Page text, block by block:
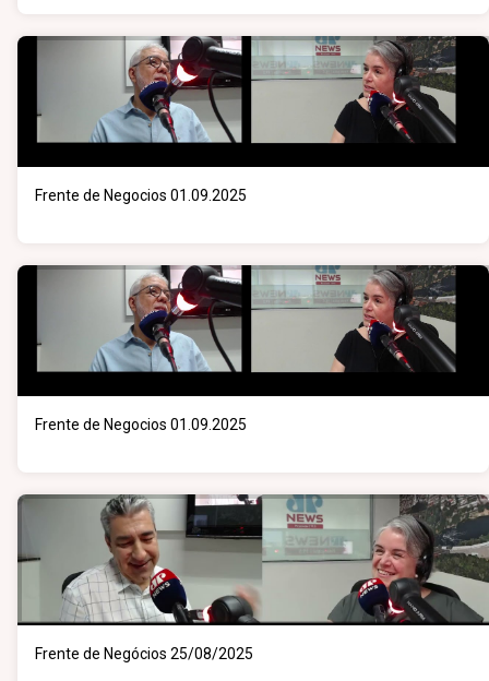
Frente de Negocios 01.09.2025
Frente de Negocios 01.09.2025
Frente de Negócios 25/08/2025